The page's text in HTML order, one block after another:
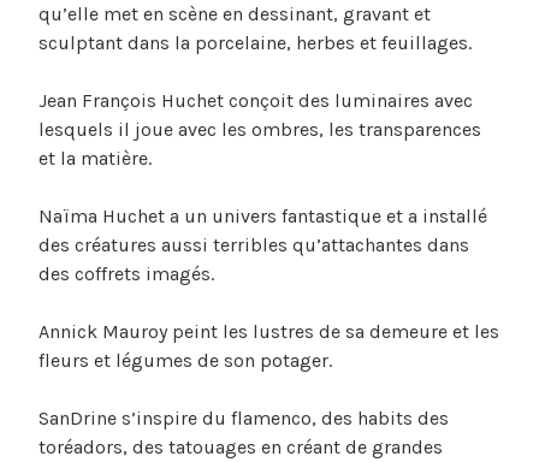
qu’elle met en scène en dessinant, gravant et
sculptant dans la porcelaine, herbes et feuillages.
Jean François Huchet conçoit des luminaires avec
lesquels il joue avec les ombres, les transparences
et la matière.
Naïma Huchet a un univers fantastique et a installé
des créatures aussi terribles qu’attachantes dans
des coffrets imagés.
Annick Mauroy peint les lustres de sa demeure et les
fleurs et légumes de son potager.
SanDrine s’inspire du flamenco, des habits des
toréadors, des tatouages en créant de grandes